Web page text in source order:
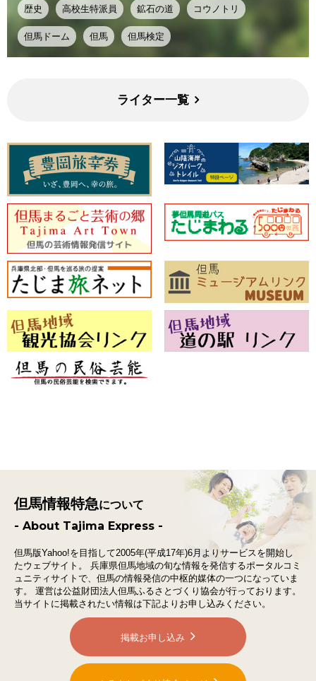
歴史 高校生特派員 鉱石の道 コウノトリ
但馬ドーム 但馬 但馬検定
ライター一覧
但馬情報特急について
- About Tajima Express -
但馬版Yahoo!を目指して2005年(平成17年)6月よりサービスを開始し
たウェブサイト。
兵庫県但馬地域の旬な情報を発信するポータルコミ
ュニティサイトで、 但馬の情報発信の中枢的媒体の一つになっていま
す。
運営は公益財団法人但馬ふるさとづくり協会が行っております。
当サイトに掲載されたい情報は下記よりお申し込みください。
掲載お申し込み